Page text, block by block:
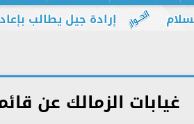
إرادة جيل يطالب بإعادة
غيابات الزمالك عن